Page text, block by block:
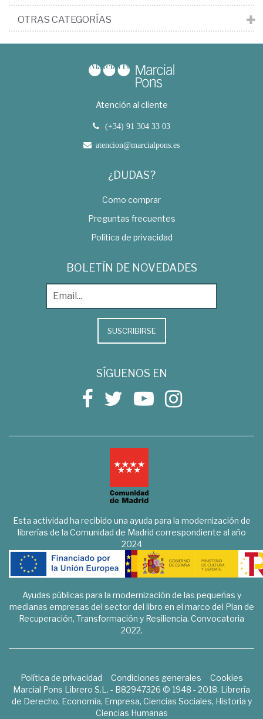
OTRAS CATEGORÍAS
Atención al cliente
(+34) 91 304 33 03
atencion@marcialpons.es
¿DUDAS?
Como comprar
Preguntas frecuentes
Política de privacidad
BOLETÍN DE NOVEDADES
SUSCRIBIRSE
SÍGUENOS EN
Esta actividad ha recibido una ayuda para la modernización de
librerías de la Comunidad de Madrid correspondiente al año
2024
Ayudas públicas para la modernización de las pequeñas y
medianas empresas del sector del libro en el marco del Plan de
Recuperación, Transformación y Resiliencia. Convocatoria
2022.
Política de privacidad Condiciones generales
Cookies
Marcial Pons Librero S.L. - B82947326 © 1948 - 2018. Librería
de Derecho, Economía, Empresa, Ciencias Sociales, Historia y
Ciencias Humanas